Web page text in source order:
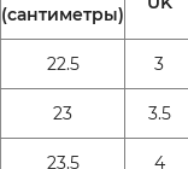
(сантиметры)
22.5
3
23
3.5
23.5
4